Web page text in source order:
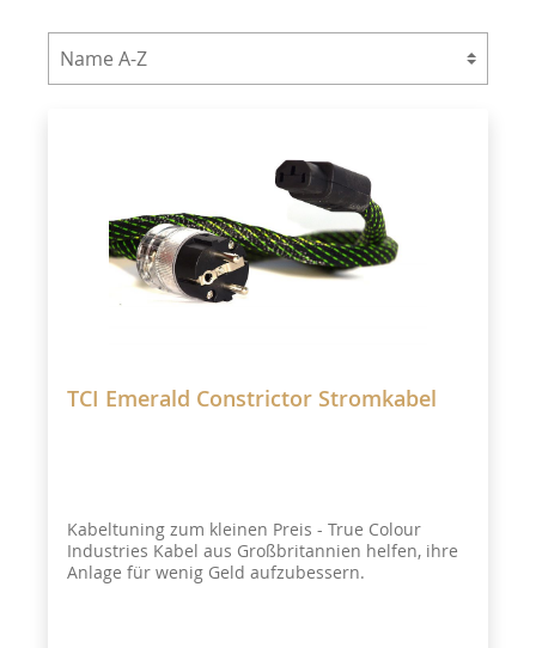
TCI Emerald Constrictor Stromkabel
Kabeltuning zum kleinen Preis - True Colour
Industries Kabel aus Großbritannien helfen, ihre
Anlage für wenig Geld aufzubessern.